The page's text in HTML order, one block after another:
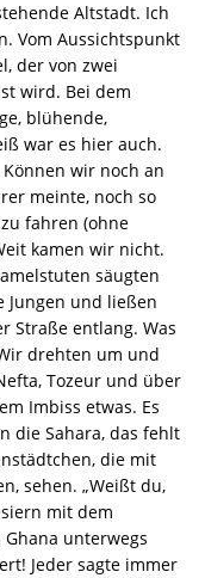
Altstadt. Ich
Vom Aussichtspunkt
der von zwei
wird. Bei dem
blühende,
war es hier auch.
wir noch an
meinte, noch so
fahren (ohne
kamen wir nicht.
säugten
und ließen
Straße entlang. Was
drehten um und
Tozeur und über
Imbiss etwas. Es
die Sahara, das fehlt
die mit
sehen. „Weißt du,
mit dem
unterwegs
Jeder sagte immer